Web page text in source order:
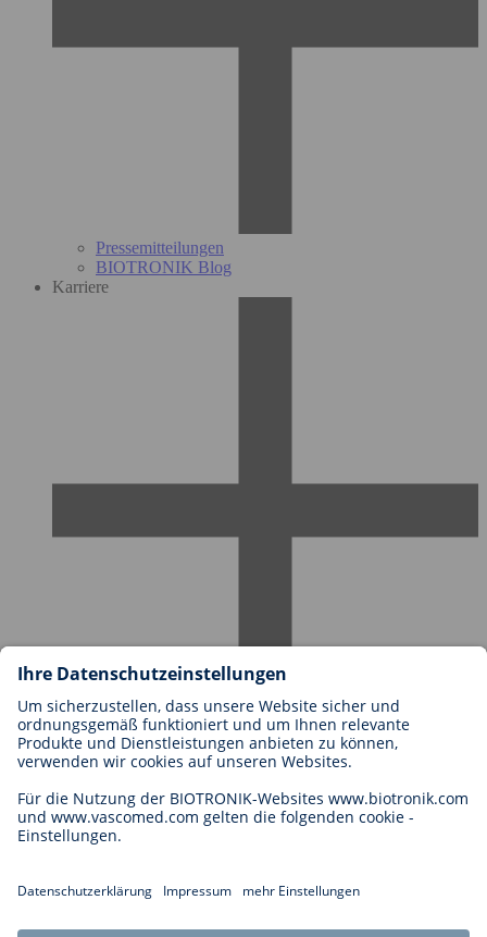
Pressemitteilungen
BIOTRONIK Blog
Karriere
Karriere bei BIOTRONIK
Einstieg
Bewerbung
Karrierechancen
Cookie-Einstellungen